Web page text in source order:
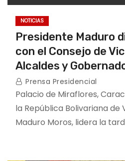
NOTICIAS
Presidente Maduro
con el Consejo de
Alcaldes y
Prensa Presidencial
Palacio de Miraflores,
la República Bolivariana de
Maduro Moros, lidera la